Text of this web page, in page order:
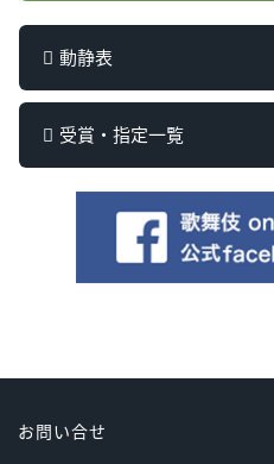
動静表
受賞・指定一覧
お問い合せ